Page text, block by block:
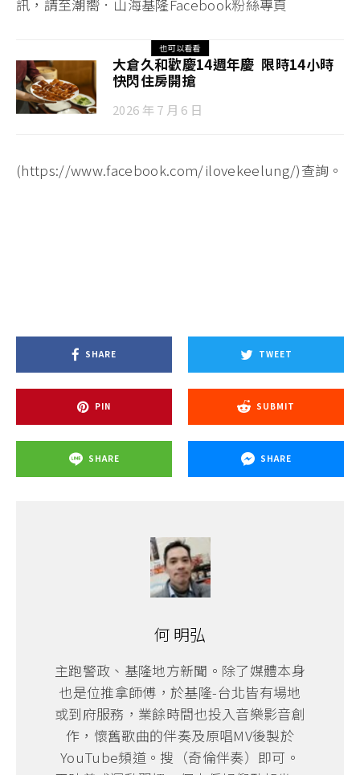
訊，請至潮嚮．山海基隆Facebook粉絲專頁
也可以看看
大倉久和歡慶14週年慶 限時14小時
快閃住房開搶
2026 年 7 月 6 日
(https://www.facebook.com/ilovekeelung/)查詢。
SHARE TWEET
PIN SUBMIT
SHARE SHARE
何 明弘
主跑警政、基隆地方新聞。除了媒體本身
也是位推拿師傅，於基隆-台北皆有場地
或到府服務，業餘時間也投入音樂影音創
作，懷舊歌曲的伴奏及原唱MV後製於
YouTube頻道。搜（奇倫伴奏）即可。